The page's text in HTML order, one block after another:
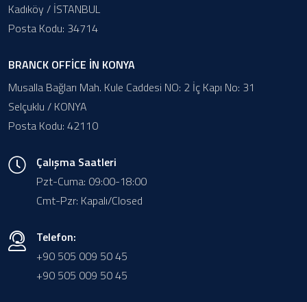
Kadıköy / İSTANBUL
Posta Kodu: 34714
BRANCK OFFİCE İN KONYA
Musalla Bağları Mah. Kule Caddesi NO: 2 İç Kapı No: 31
Selçuklu / KONYA
Posta Kodu: 42110
Çalışma Saatleri
Pzt-Cuma: 09:00-18:00
Cmt-Pzr: Kapalı/Closed
Telefon:
+90 505 009 50 45
+90 505 009 50 45